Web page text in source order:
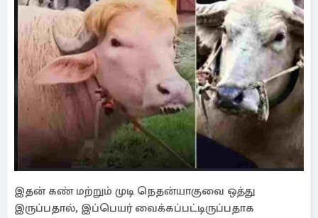
இதன் கண் மற்றும் முடி நெதன்யாகுவை ஒத்து
இருப்பதால், இப்பெயர் வைக்கப்பட்டிருப்பதாக